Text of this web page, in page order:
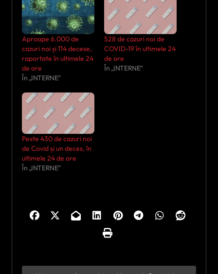
Aproape 6.000 de
cazuri noi și 114 decese,
raportate în ultimele 24
de ore
În „INTERNE”
528 de cazuri noi de
COVID-19 în ultimele 24
de ore
În „INTERNE”
Peste 430 de cazuri noi
de Covid și un deces, în
ultimele 24 de ore
În „INTERNE”